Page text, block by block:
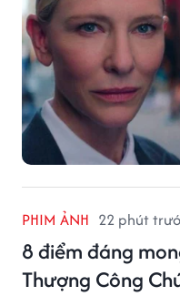
PHIM ẢNH 22 phút
8 điểm đáng
Thượng Công